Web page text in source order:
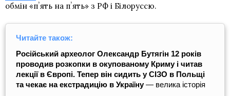
обмін «пʼять на пʼять» з РФ і Білоруссю.
Читайте також:
Російський археолог Олександр Бутягін 12 років
проводив розкопки в окупованому Криму і читав
лекції в Європі. Тепер він сидить у СІЗО в Польщі
та чекає на екстрадицію в Україну— велика історія